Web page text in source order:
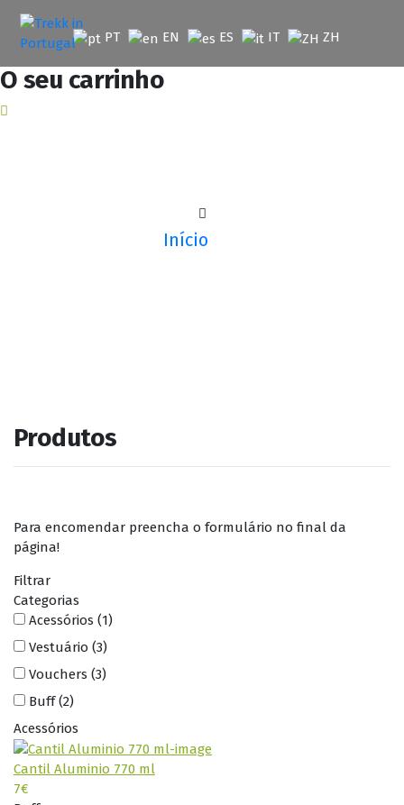
para
conteúdo
PT EN ES IT ZH
O seu carrinho
Início
Produtos
Para encomendar preencha o formulário no final da
página!
Filtrar
Categorias
Acessórios (1)
Vestuário (3)
Vouchers (3)
Buff(2)
Acessórios
Cantil Aluminio 770 ml
7€